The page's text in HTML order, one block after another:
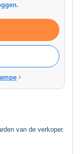
van de verkoper.